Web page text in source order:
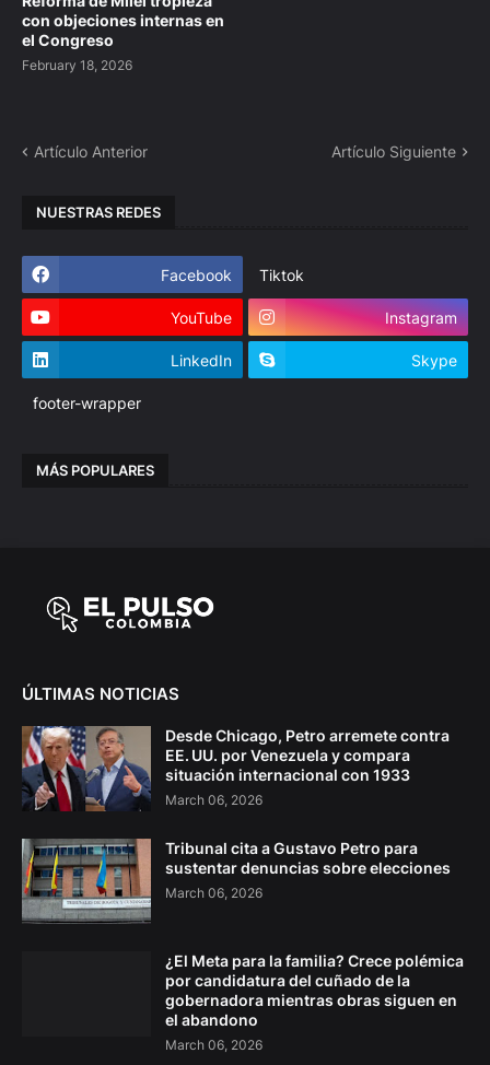
con objeciones internas en
el Congreso
February 18, 2026
Artículo Anterior Artículo Siguiente
NUESTRAS REDES
Facebook Tiktok
YouTube Instagram
LinkedIn Skype
footer-wrapper
MÁS POPULARES
ÚLTIMAS NOTICIAS
Desde Chicago, Petro arremete contra
EE. UU. por Venezuela y compara
situación internacional con 1933
March 06, 2026
Tribunal cita a Gustavo Petro para
sustentar denuncias sobre elecciones
March 06, 2026
¿El Meta para la familia? Crece polémica
por candidatura del cuñado de la
gobernadora mientras obras siguen en
el abandono
March 06, 2026